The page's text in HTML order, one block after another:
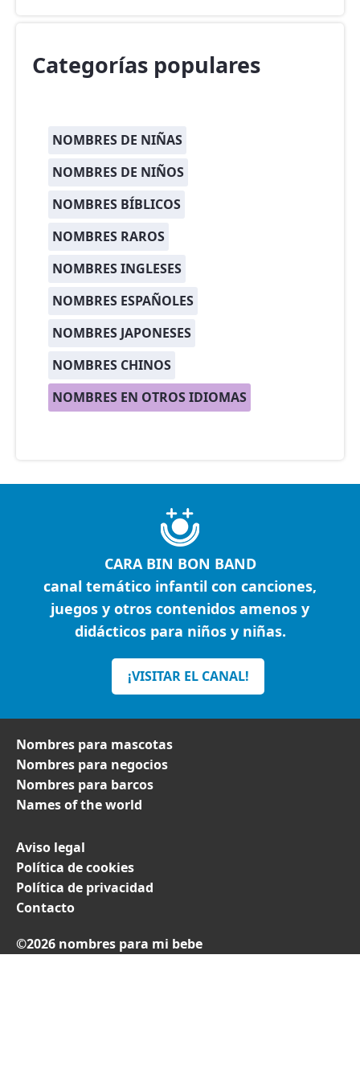
Categorías populares
NOMBRES DE NIÑAS
NOMBRES DE NIÑOS
NOMBRES BÍBLICOS
NOMBRES RAROS
NOMBRES INGLESES
NOMBRES ESPAÑOLES
NOMBRES JAPONESES
NOMBRES CHINOS
NOMBRES EN OTROS IDIOMAS
CARA BIN BON BAND
canal temático infantil con canciones,
juegos y otros contenidos amenos y
didácticos para niños y niñas.
¡VISITAR EL CANAL!
Nombres para mascotas
Nombres para negocios
Nombres para barcos
Names of the world
Aviso legal
Política de cookies
Política de privacidad
Contacto
©2026 nombres para mi bebe